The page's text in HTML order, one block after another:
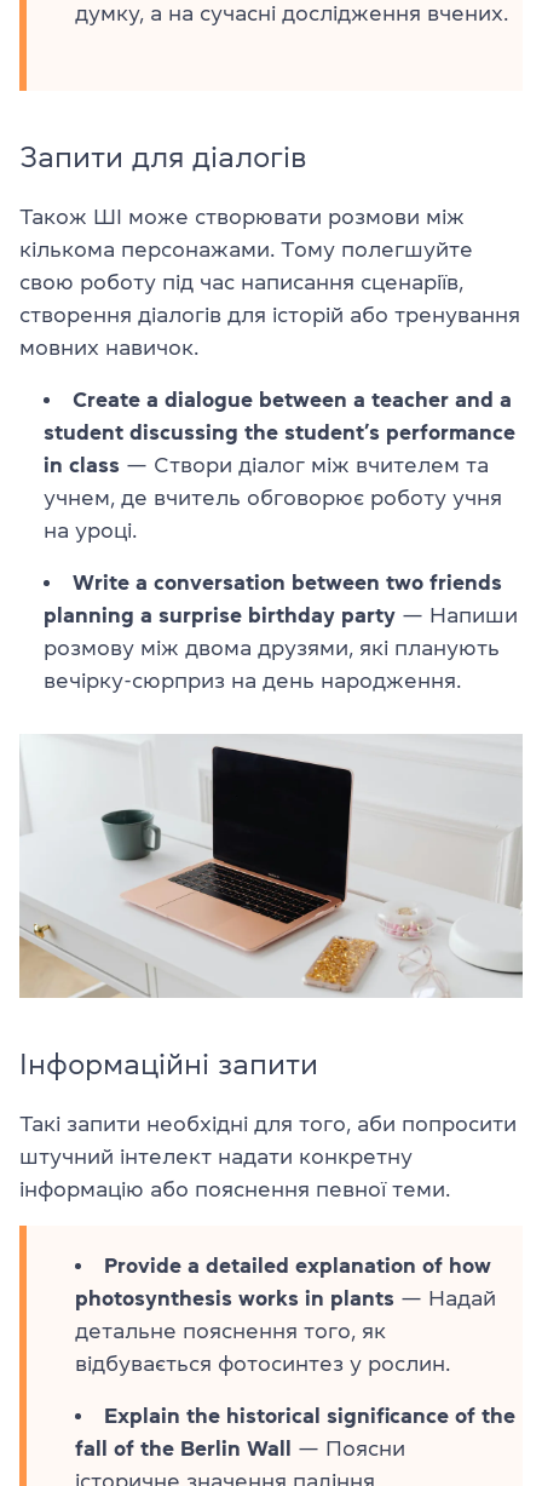
думку, а на сучасні дослідження вчених.
Запити для діалогів
Також ШІ може створювати розмови між
кількома персонажами. Тому полегшуйте
свою роботу під час написання сценаріїв,
створення діалогів для історій або тренування
мовних навичок.
Create a dialogue between a teacher and a
student discussing the student’s performance
in class — Створи діалог між вчителем та
учнем, де вчитель обговорює роботу учня
на уроці.
Write a conversation between two friends
planning a surprise birthday party — Напиши
розмову між двома друзями, які планують
вечірку-сюрприз на день народження.
Інформаційні запити
Такі запити необхідні для того, аби попросити
штучний інтелект надати конкретну
інформацію або пояснення певної теми.
Provide a detailed explanation of how
photosynthesis works in plants — Надай
детальне пояснення того, як
відбувається фотосинтез у рослин.
Explain the historical significance of the
fall of the Berlin Wall
— Поясни
історичне значення падіння